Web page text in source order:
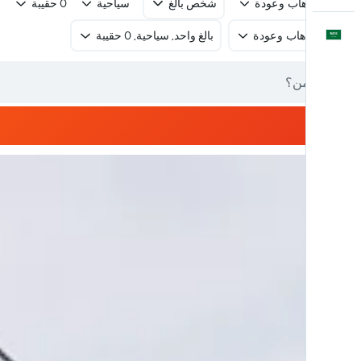
العَرَبِيَّة
رحلة ذهاب وعودة شخص بالغ سياحية 0 حقيبة
رحلة ذهاب وعودة بالغ واحد, سياحية, 0 حقيبة